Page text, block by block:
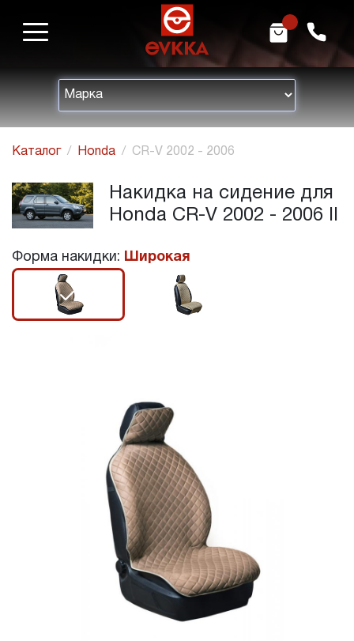
h m
Каталог Honda CR-V 2002 - 2006
Накидка на сидение для
Honda CR-V 2002 - 2006 II
Форма накидки: Широкая
r